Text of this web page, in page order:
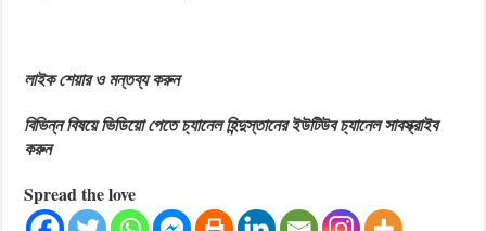
লাইক শেয়ার ও মন্তব্য করুন
বিভিন্ন বিষয়ে ভিডিয়ো পেতে চ্যানেল হিন্দুস্তানের ইউটিউব চ্যানেল সাবস্ক্রাইব
করুন
Spread the love